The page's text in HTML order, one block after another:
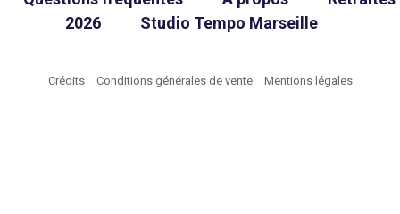
2026
Studio Tempo Marseille
Crédits Conditions générales de vente Mentions légales